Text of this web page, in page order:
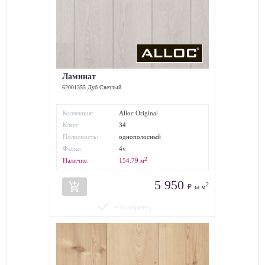
Ламинат
62001355 Дуб Светлый
Коллекция:
Alloc Original
Класс
износостойкости:
34
Полосность:
однополосный
Фаска:
4v
Наличие:
154.79 м2
add_shopping_cart 5 950 ₽ за м2